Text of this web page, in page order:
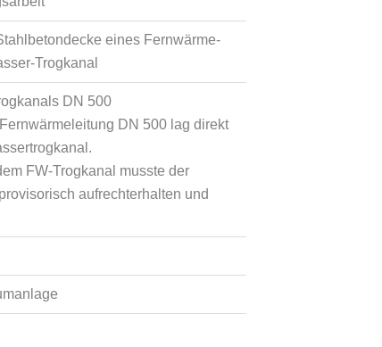
eines Fernwärme-
Trogkanal
DN 500
DN 500 lag direkt
FW-Trogkanal musste der
aufrechterhalten und